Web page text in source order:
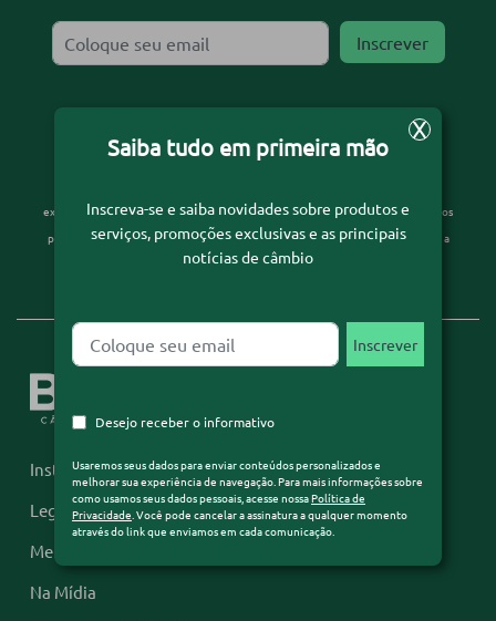
Institucional
Legislação
Mercado Financeiro
Na Mídia
Desejo receber o informativo
experiência de navegação. Para mais informações sobre como usamos seus dados
pessoais, acesse nossaPolítica de Privacidade. Você pode cancelar a assinatura a
qualquer momento através do link que enviamos em cada comunicação.
X
Saiba tudo em primeira mão
Inscreva-se e saiba novidades sobre produtos e
serviços, promoções exclusivas e as principais
notícias de câmbio
Desejo receber o informativo
Usaremos seus dados para enviar conteúdos personalizados e
melhorar sua experiência de navegação. Para mais informações sobre
como usamos seus dados pessoais, acesse nossaPolítica de
Privacidade . Você pode cancelar a assinatura a qualquer momento
através do link que enviamos em cada comunicação.